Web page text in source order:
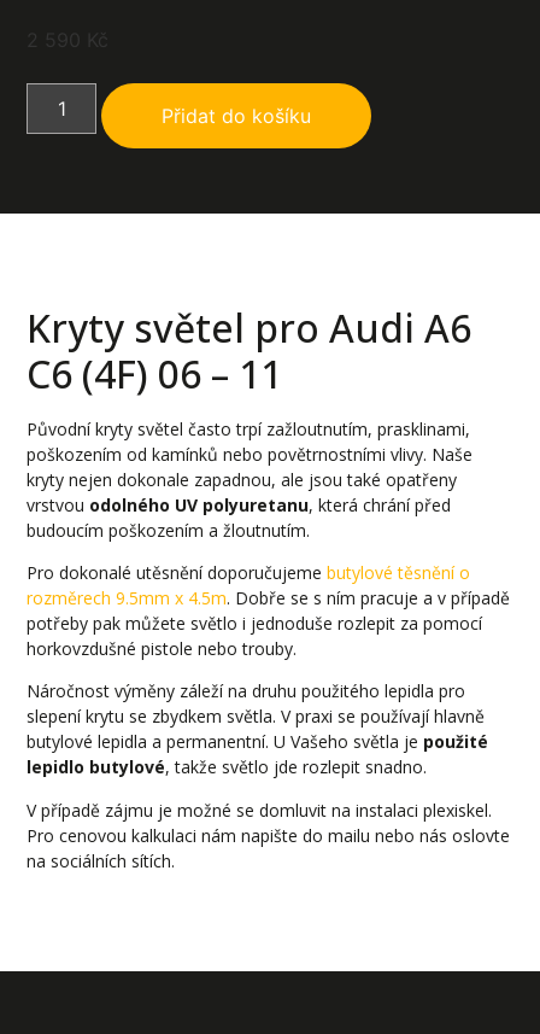
2 590 Kč
Přidat do košíku
Kryty světel pro Audi A6
C6 (4F) 06 – 11
Původní kryty světel často trpí zažloutnutím, prasklinami,
poškozením od kamínků nebo povětrnostními vlivy. Naše
kryty nejen dokonale zapadnou, ale jsou také opatřeny
vrstvou odolného UV polyuretanu, která chrání před
budoucím poškozením a žloutnutím.
Pro dokonalé utěsnění doporučujemebutylové těsnění o
rozměrech 9.5mm x 4.5m. Dobře se s ním pracuje a v případě
potřeby pak můžete světlo i jednoduše rozlepit za pomocí
horkovzdušné pistole nebo trouby.
Náročnost výměny záleží na druhu použitého lepidla pro
slepení krytu se zbydkem světla. V praxi se používají hlavně
butylové lepidla a permanentní. U Vašeho světla je použité
lepidlo butylové, takže světlo jde rozlepit snadno.
V případě zájmu je možné se domluvit na instalaci plexiskel.
Pro cenovou kalkulaci nám napište do mailu nebo nás oslovte
na sociálních sítích.